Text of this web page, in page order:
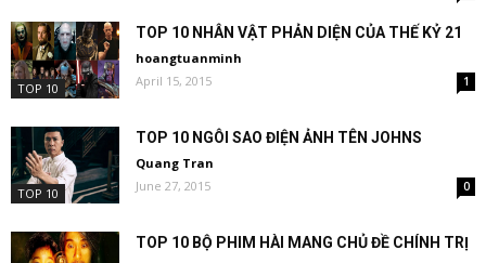
TOP 10
TOP 10 NHÂN VẬT PHẢN DIỆN CỦA THẾ KỶ 21
hoangtuanminh
April 15, 2015
1
TOP 10
TOP 10 NGÔI SAO ĐIỆN ẢNH TÊN JOHNS
Quang Tran
June 27, 2015
0
TOP 10 BỘ PHIM HÀI MANG CHỦ ĐỀ CHÍNH TRỊ